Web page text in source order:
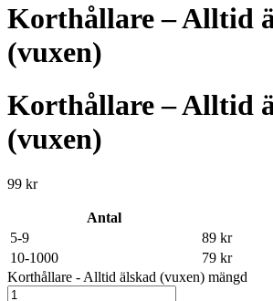
Korthållare – Alltid
(vuxen)
Korthållare – Alltid
(vuxen)
99 kr
Antal
5-9
89 kr
10-1000
79 kr
Korthållare - Alltid älskad (vuxen) mängd